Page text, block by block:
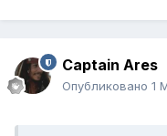
Captain Ares
Опубликовано 1